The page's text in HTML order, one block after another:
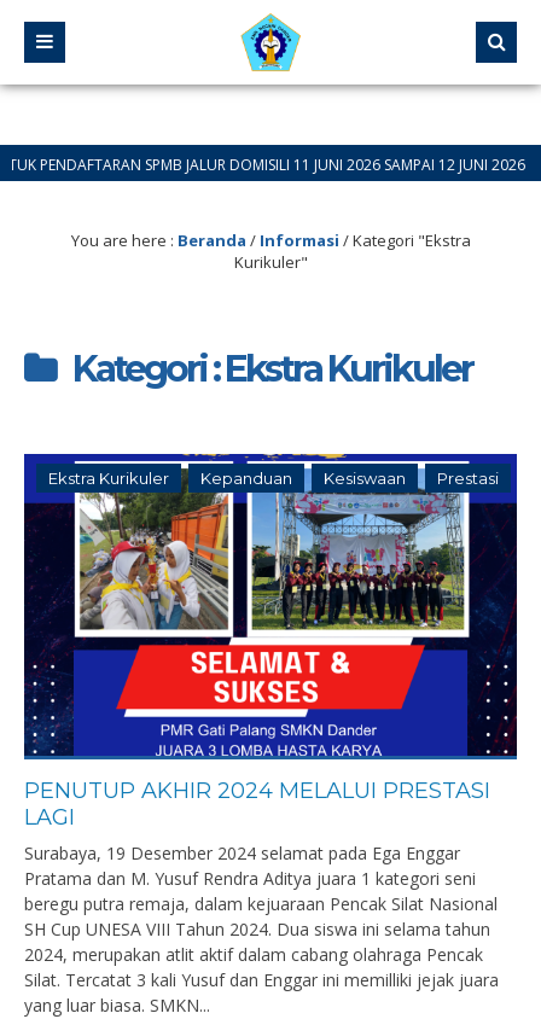
SPMB JALUR DOMISILI 11 JUNI 2026 SAMPAI 12 JUNI 2026
You are here : Beranda / Informasi /Kategori "Ekstra
Kurikuler"
Kategori : Ekstra Kurikuler
Ekstra Kurikuler Kepanduan Kesiswaan Prestasi
PENUTUP AKHIR 2024 MELALUI PRESTASI
LAGI
Surabaya, 19 Desember 2024 selamat pada Ega Enggar
Pratama dan M. Yusuf Rendra Aditya juara 1 kategori seni
beregu putra remaja, dalam kejuaraan Pencak Silat Nasional
SH Cup UNESA VIII Tahun 2024. Dua siswa ini selama tahun
2024, merupakan atlit aktif dalam cabang olahraga Pencak
Silat. Tercatat 3 kali Yusuf dan Enggar ini memilliki jejak juara
yang luar biasa. SMKN...